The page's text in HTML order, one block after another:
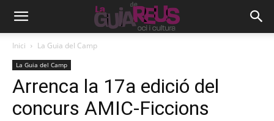
Inici La Guia del Camp
La Guia del Camp
Arrenca la 17a edició del
concurs AMIC-Ficcions